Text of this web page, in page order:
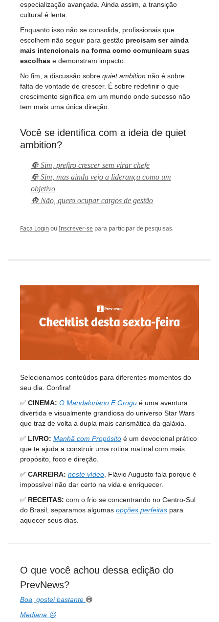
especialização avançada. Ainda assim, a transição
cultural é lenta.
Enquanto isso não se consolida, profissionais que
escolhem não seguir para gestão precisam ser ainda
mais intencionais na forma como comunicam suas
escolhas e demonstram impacto.
No fim, a discussão sobre quiet ambition não é sobre
falta de vontade de crescer. É sobre redefinir o que
crescimento significa em um mundo onde sucesso não
tem mais uma única direção.
Você se identifica com a ideia de quiet
ambition?
🔘 Sim, prefiro crescer sem virar chefe
🔘 Sim, mas ainda vejo a liderança como um
objetivo
🔘 Não, quero ocupar cargos de gestão
Faça LoginouInscrever-se para participar de pesquisas.
Selecionamos conteúdos para diferentes momentos do
seu dia. Confira!
✅ CINEMA: O Mandaloriano E Grogu é uma aventura
divertida e visualmente grandiosa do universo Star Wars
que traz de volta a dupla mais carismática da galáxia.
✅ LIVRO: Manhã com Propósito é um devocional prático
que te ajuda a construir uma rotina matinal com mais
propósito, foco e direção.
✅ CARREIRA: neste vídeo , Flávio Augusto fala porque é
impossível não dar certo na vida e enriquecer.
✅ RECEITAS: com o frio se concentrando no Centro-Sul
do Brasil, separamos algumas opções perfeitas para
aquecer seus dias.
O que você achou dessa edição do
PrevNews?
Boa, gostei bastante 😄
Mediana 😐